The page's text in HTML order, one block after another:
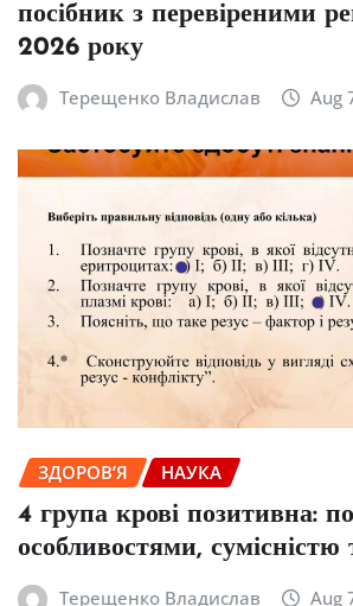
посібник з перевіреними
2026 року
Терещенко Владислав Aug
ЗДОРОВ’Я НАУКА
4 група крові позитивна:
особливостями, сумісністю
Терещенко Владислав Aug